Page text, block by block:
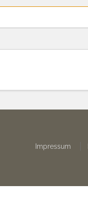
Impressum